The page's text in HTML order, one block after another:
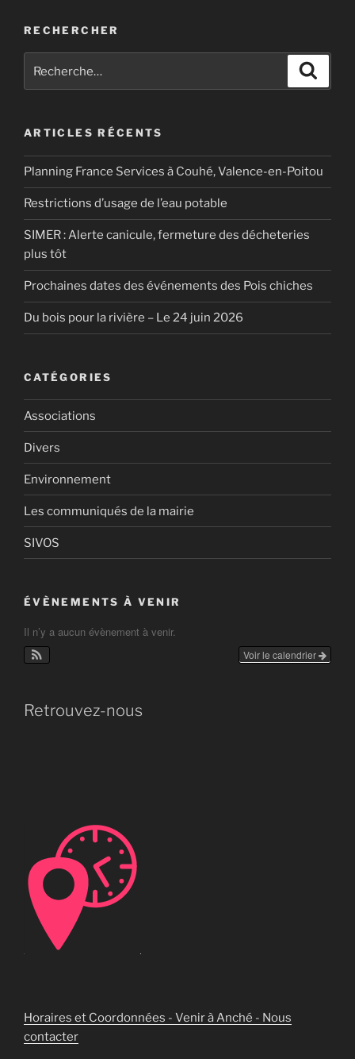
RECHERCHER
ARTICLES RÉCENTS
Planning France Services à Couhé, Valence-en-Poitou
Restrictions d’usage de l’eau potable
SIMER : Alerte canicule, fermeture des décheteries
plus tôt
Prochaines dates des événements des Pois chiches
Du bois pour la rivière – Le 24 juin 2026
CATÉGORIES
Associations
Divers
Environnement
Les communiqués de la mairie
SIVOS
ÉVÈNEMENTS À VENIR
Il n’y a aucun évènement à venir.
Voir le calendrier
Retrouvez-nous
Horaires et Coordonnées - Venir à Anché - Nous
contacter